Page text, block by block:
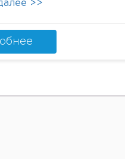
>>